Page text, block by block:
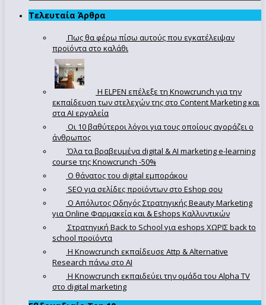
Τελευταία Άρθρα
Πως θα φέρω πίσω αυτούς που εγκατέλειψαν
προϊόντα στο καλάθι
Η ELPEN επέλεξε τη Knowcrunch για την
εκπαίδευση των στελεχών της στο Content Marketing και
στα AI εργαλεία
Οι 10 βαθύτεροι λόγοι για τους οποίους αγοράζει ο
άνθρωπος
Όλα τα βραβευμένα digital & AI marketing e-learning
course της Knowcrunch -50%
Ο θάνατος του digital εμποράκου
SEO για σελίδες προϊόντων στο Eshop σου
Ο Απόλυτoς Οδηγός Στρατηγικής Beauty Marketing
για Online Φαρμακεία και & Eshops Καλλυντικών
Στρατηγική Back to School για eshops ΧΩΡΙΣ back to
school προϊόντα
Η Knowcrunch εκπαίδευσε Attp & Alternative
Research πάνω στο ΑΙ
Η Knowcrunch εκπαιδεύει την ομάδα του Alpha TV
στο digital marketing